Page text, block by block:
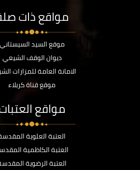
مواقع ذات
موقع السيد السيستاني
ديوان الوقف الشيعي
الامانة العامة للمزارات
موقع قناة كربلاء
مواقع
العتبة العلوية
العتبة الكاظمية
العتبة الرضوية